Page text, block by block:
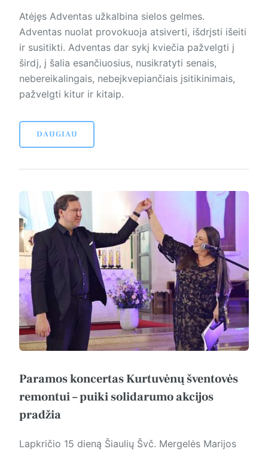
Atėjęs Adventas užkalbina sielos gelmes.
Adventas nuolat provokuoja atsiverti, išdrįsti išeiti
ir susitikti. Adventas dar sykį kviečia pažvelgti į
širdį, į šalia esančiuosius, nusikratyti se­nais,
nebereikalingais, nebeįkve­pian­čiais įsitikinimais,
pažvelgti kitur ir kitaip.
DAUGIAU
Paramos koncertas Kurtuvėnų šventovės
remontui – puiki solidarumo akcijos
pradžia
Lapkričio 15 dieną Šiaulių Švč. Mergelės Marijos